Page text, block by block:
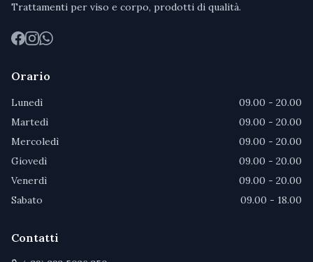
Trattamenti per viso e corpo, prodotti di qualità.
Orario
Lunedì
09.00 - 20.00
Martedì
09.00 - 20.00
Mercoledì
09.00 - 20.00
Giovedì
09.00 - 20.00
Venerdì
09.00 - 20.00
Sabato
09.00 - 18.00
Contatti